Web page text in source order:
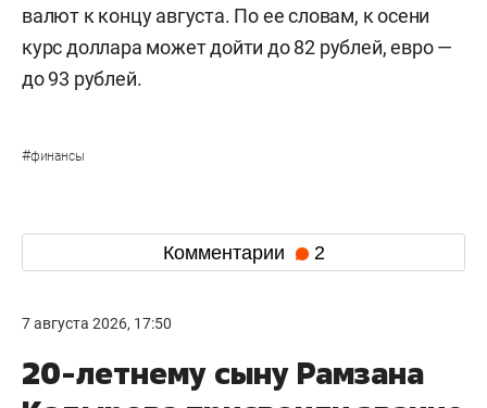
валют к концу августа. По ее словам, к осени
курс доллара может дойти до 82 рублей, евро —
до 93 рублей.
#финансы
Комментарии 2
7 августа 2026, 17:50
20-летнему сыну Рамзана